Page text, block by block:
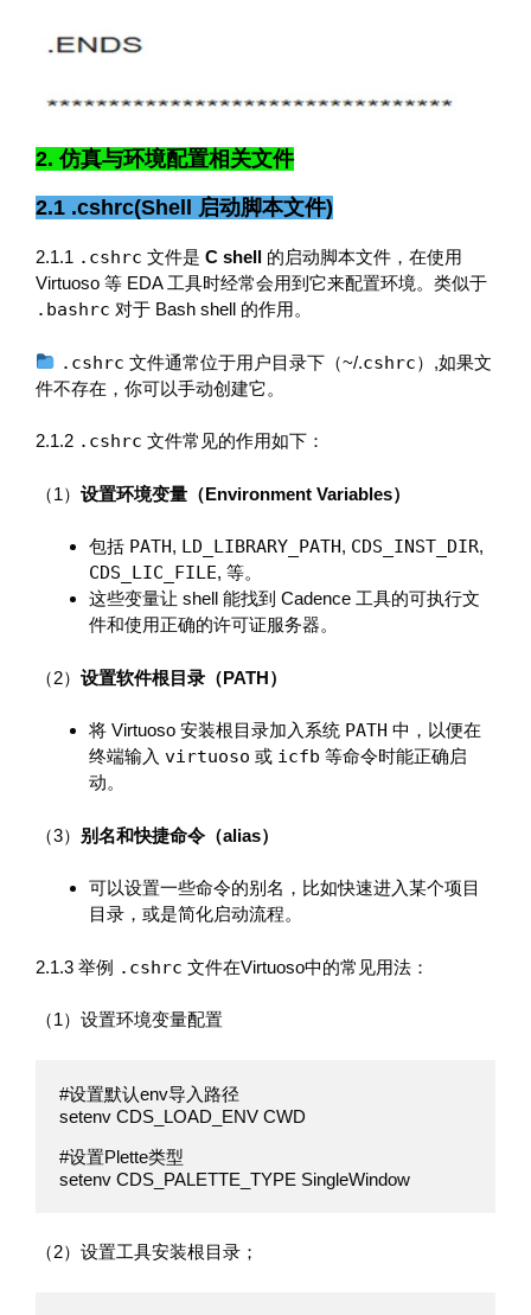
2. 仿真与环境配置相关文件
2.1 .cshrc(Shell 启动脚本文件)
2.1.1 .cshrc 文件是 C shell 的启动脚本文件，在使用
Virtuoso 等 EDA 工具时经常会用到它来配置环境。类似于
.bashrc 对于 Bash shell 的作用。
.cshrc 文件通常位于用户目录下（~/.cshrc）,如果文
件不存在，你可以手动创建它。
2.1.2 .cshrc 文件常见的作用如下：
（1） 设置环境变量（Environment Variables）
包括 PATH, LD_LIBRARY_PATH, CDS_INST_DIR,
CDS_LIC_FILE, 等。
这些变量让 shell 能找到 Cadence 工具的可执行文
件和使用正确的许可证服务器。
（2） 设置软件根目录（PATH）
将 Virtuoso 安装根目录加入系统 PATH 中，以便在
终端输入 virtuoso 或 icfb 等命令时能正确启
动。
（3） 别名和快捷命令（alias）
可以设置一些命令的别名，比如快速进入某个项目
目录，或是简化启动流程。
2.1.3 举例 .cshrc 文件在Virtuoso中的常见用法：
（1）设置环境变量配置
#设置默认env导入路径
setenv CDS_LOAD_ENV CWD
#设置Plette类型
setenv CDS_PALETTE_TYPE SingleWindow
（2）设置工具安装根目录；